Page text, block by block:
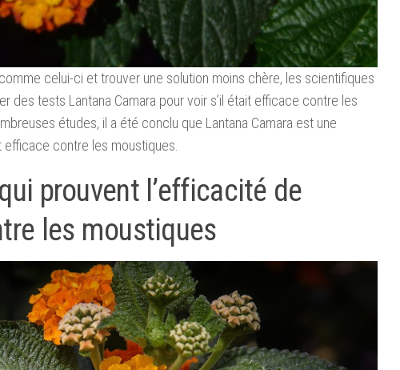
celui-ci et trouver une solution moins chère, les scientifiques
des tests Lantana Camara pour voir s’il était efficace contre les
études, il a été conclu que Lantana Camara est une
contre les moustiques.
prouvent l’efficacité de
les moustiques